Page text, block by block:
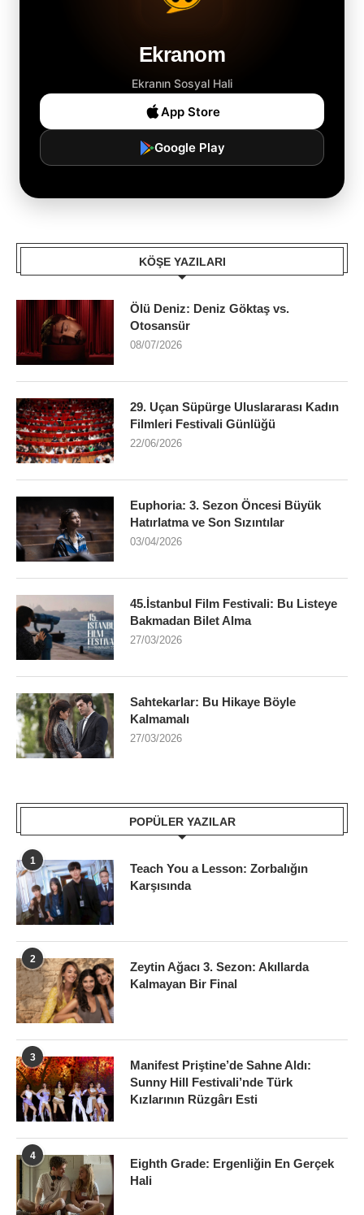
Ekranom
Ekranın Sosyal Hali
App Store
Google Play
KÖŞE YAZILARI
Ölü Deniz: Deniz Göktaş vs.
Otosansür
08/07/2026
29. Uçan Süpürge Uluslararası Kadın
Filmleri Festivali Günlüğü
22/06/2026
Euphoria: 3. Sezon Öncesi Büyük
Hatırlatma ve Son Sızıntılar
03/04/2026
45.İstanbul Film Festivali: Bu Listeye
Bakmadan Bilet Alma
27/03/2026
Sahtekarlar: Bu Hikaye Böyle
Kalmamalı
27/03/2026
POPÜLER YAZILAR
1
Teach You a Lesson: Zorbalığın
Karşısında
2
Zeytin Ağacı 3. Sezon: Akıllarda
Kalmayan Bir Final
3
Manifest Priştine’de Sahne Aldı:
Sunny Hill Festivali’nde Türk
Kızlarının Rüzgârı Esti
4
Eighth Grade: Ergenliğin En Gerçek
Hali